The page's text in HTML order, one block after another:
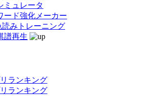
ミュレータ
ード強化メーカー
みトレーニング
譜再生
ランキング
ランキング